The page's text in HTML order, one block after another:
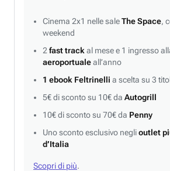
Cinema 2x1 nelle saleThe Space,
weekend
2 fast track al mese e 1 ingresso
aeroportualeall’anno
1 ebook Feltrinelli a scelta su 3
5€ di sconto su 10€ da Autogrill
10€ di sconto su 70€ da Penny
Uno sconto esclusivo neglioutlet
d’Italia
Scopri di più.